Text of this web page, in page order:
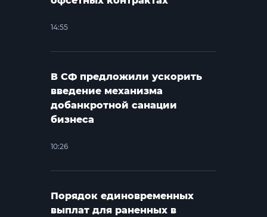
14:55
В СФ предложили ускорить
введение механизма
добанкротной санации
бизнеса
10:26
Порядок единовременных
выплат для раненных в